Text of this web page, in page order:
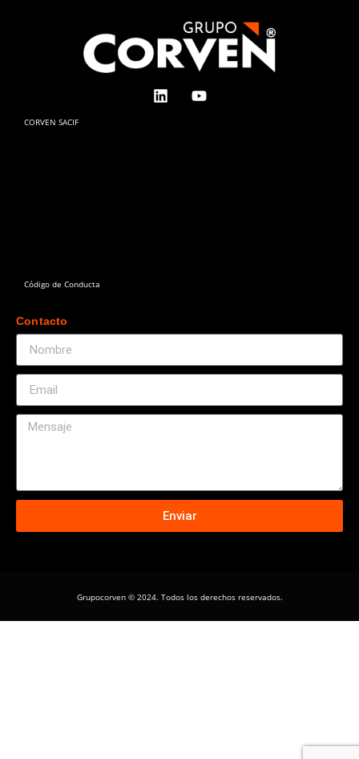
CORVEN SACIF
Código de Conducta
Contacto
Enviar
Grupocorven © 2024. Todos los derechos reservados.